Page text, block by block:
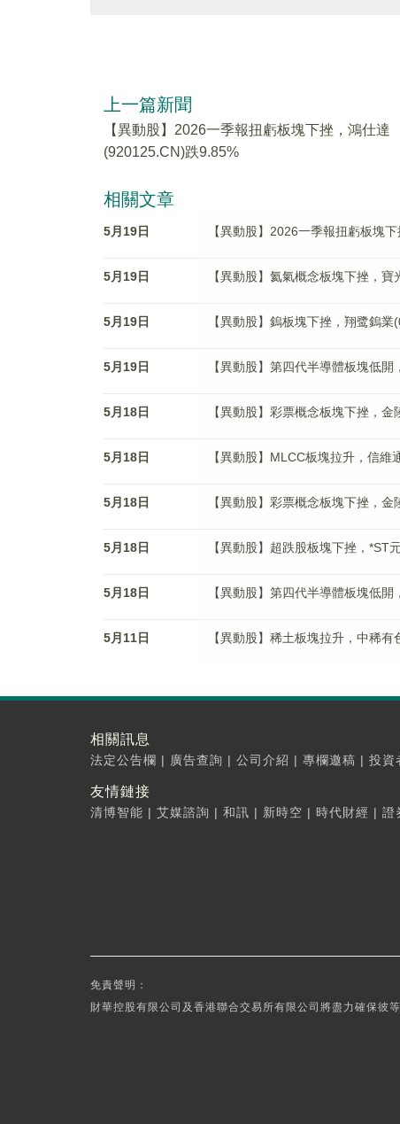
上一篇新聞
【異動股】2026一季報扭虧板塊下挫，鴻仕達
(920125.CN)跌9.85%
相關文章
5月19日 【異動股】2026一季報扭虧板塊
5月19日 【異動股】氦氣概念板塊下挫，
5月19日 【異動股】鎢板塊下挫，翔鹭鎢
5月19日 【異動股】第四代半導體板塊低
5月18日 【異動股】彩票概念板塊下挫，
5月18日 【異動股】MLCC板塊拉升，信
5月18日 【異動股】彩票概念板塊下挫，
5月18日 【異動股】超跌股板塊下挫，*ST
5月18日 【異動股】第四代半導體板塊低
5月11日 【異動股】稀土板塊拉升，中稀
相關訊息
法定公告欄 | 廣告查詢 | 公司介紹 | 專欄邀稿 | 投資
友情鏈接
清博智能 | 艾媒諮詢 | 和訊 | 新時空 | 時代財經 | 證
免責聲明：
財華控股有限公司及香港聯合交易所有限公司將盡力確保彼